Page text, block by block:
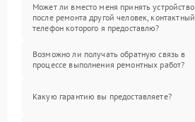
Может ли вместо меня принять устройство
после ремонта другой человек, контактный
телефон которого я предоставлю?
Возможно ли получать обратную связь в
процессе выполнения ремонтных работ?
Какую гарантию вы предоставляете?